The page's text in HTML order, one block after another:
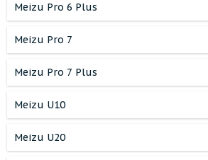
Meizu Pro 6 Plus
Meizu Pro 7
Meizu Pro 7 Plus
Meizu U10
Meizu U20